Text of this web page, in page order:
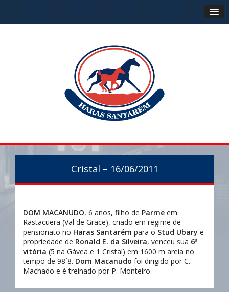
Cristal – 16/06/2011
DOM MACANUDO, 6 anos, filho de Parme em
Rastacuera (Val de Grace), criado em regime de
pensionato no Haras Santarém para o Stud Ubary e
propriedade de Ronald E. da Silveira, venceu sua 6ª
vitória (5 na Gávea e 1 Cristal) em 1600 m areia no
tempo de 98´8. Dom Macanudo foi dirigido por C.
Machado e é treinado por P. Monteiro.